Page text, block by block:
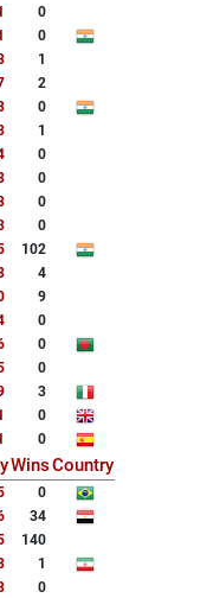
0
0
1
2
0
1
0
0
0
0
102
4
9
0
0
0
3
0
0
WinsCountry
0
34
140
1
0